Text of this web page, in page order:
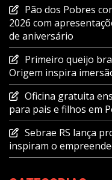
Pão dos Pobres
2026 com
de aniversário
Primeiro queijo
Origem inspira
Oficina gratuita
para pais e filhos em
Sebrae RS lança
inspiram o